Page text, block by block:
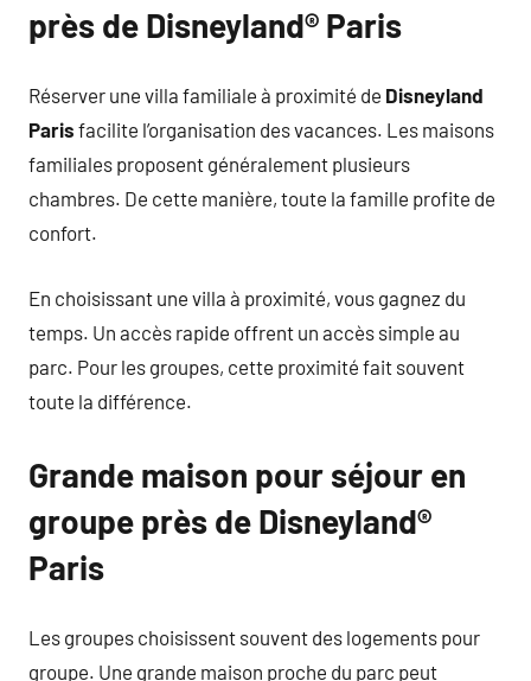
près de Disneyland® Paris
Réserver une villa familiale à proximité de Disneyland
Paris facilite l’organisation des vacances. Les maisons
familiales proposent généralement plusieurs
chambres. De cette manière, toute la famille profite de
confort.
En choisissant une villa à proximité, vous gagnez du
temps. Un accès rapide offrent un accès simple au
parc. Pour les groupes, cette proximité fait souvent
toute la différence.
Grande maison pour séjour en
groupe près de Disneyland®
Paris
Les groupes choisissent souvent des logements pour
groupe. Une grande maison proche du parc peut